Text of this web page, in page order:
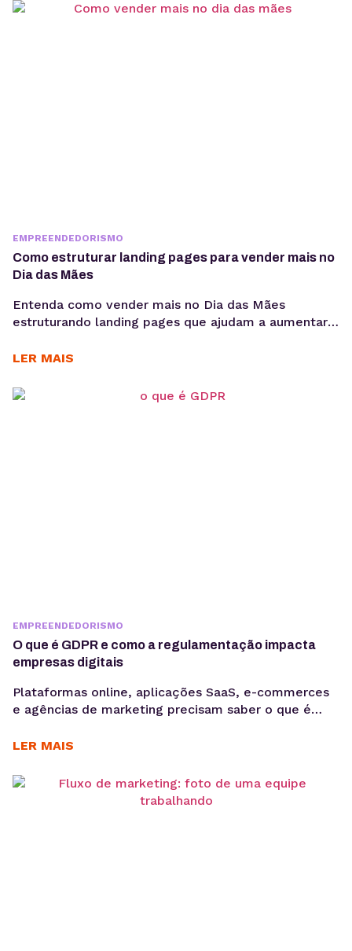
EMPREENDEDORISMO
Como estruturar landing pages para vender mais no
Dia das Mães
Entenda como vender mais no Dia das Mães
estruturando landing pages que ajudam a aumentar
sustentar campanhas com apoio de performance e
com maior potencial para campanhas promocionais e
LER MAIS
EMPREENDEDORISMO
O que é GDPR e como a regulamentação impacta
empresas digitais
Plataformas online, aplicações SaaS, e-commerces
e agências de marketing precisam saber o que é
sensíveis, o que aumenta a exposição a riscos
uma questão jurídica, mas uma camada crítica de
arquitetura, governança e gestão de risco. Em
LER MAIS